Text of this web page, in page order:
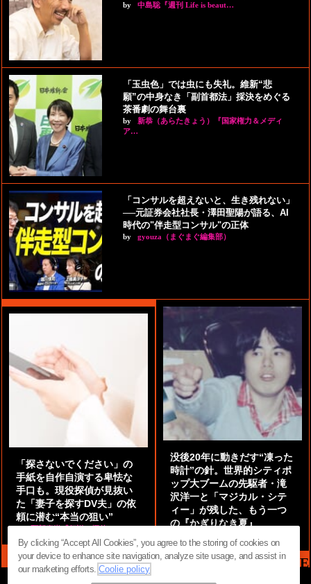
by 中島聡『週刊 Life is beaut…
「玉虫色」では虫にも失礼。維新“悲
願”の中身なき「副首都法」採決をめぐる
茶番劇の舞台裏
by
新恭（あらたきょう）『国家権力＆メディ
ア…
「コンサルを超えないと、生き残れない」
──元証券会社社長・澤田聖陽が語る、AI
時代の"伴走型コンサル"の正体
by gyouza（まぐまぐ編集部）
「探さないでください」の
手紙を自作自演する卑怯な
手口も。現役探偵が見抜い
た「妻子を探すDV夫」の依
頼に潜む“本当の狙い”
by 阿部泰尚『伝説の探偵』
没後20年に動きだす“凍った
時計”の針。世界的シティポ
ップ大ブームの先駆者・滝
沢洋一と「マジカル・シテ
ィー」が残した、もう一つ
の『かぎりなき夏』
MAG2 NEWS HEADLINE
By clicking “Accept All Cookies”, you agree to the storing of cookies on
your device to enhance site navigation, analyze site usage, and assist in
our marketing efforts.Coolie policy